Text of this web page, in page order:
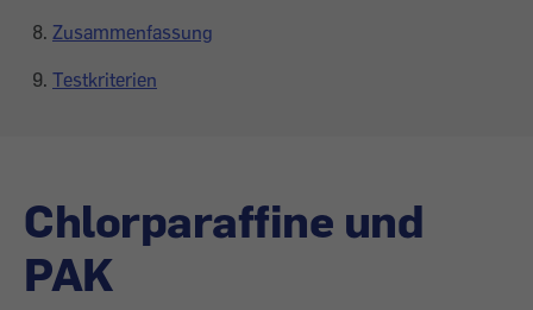
Zusammenfassung
Testkriterien
Chlorparaffine und
PAK